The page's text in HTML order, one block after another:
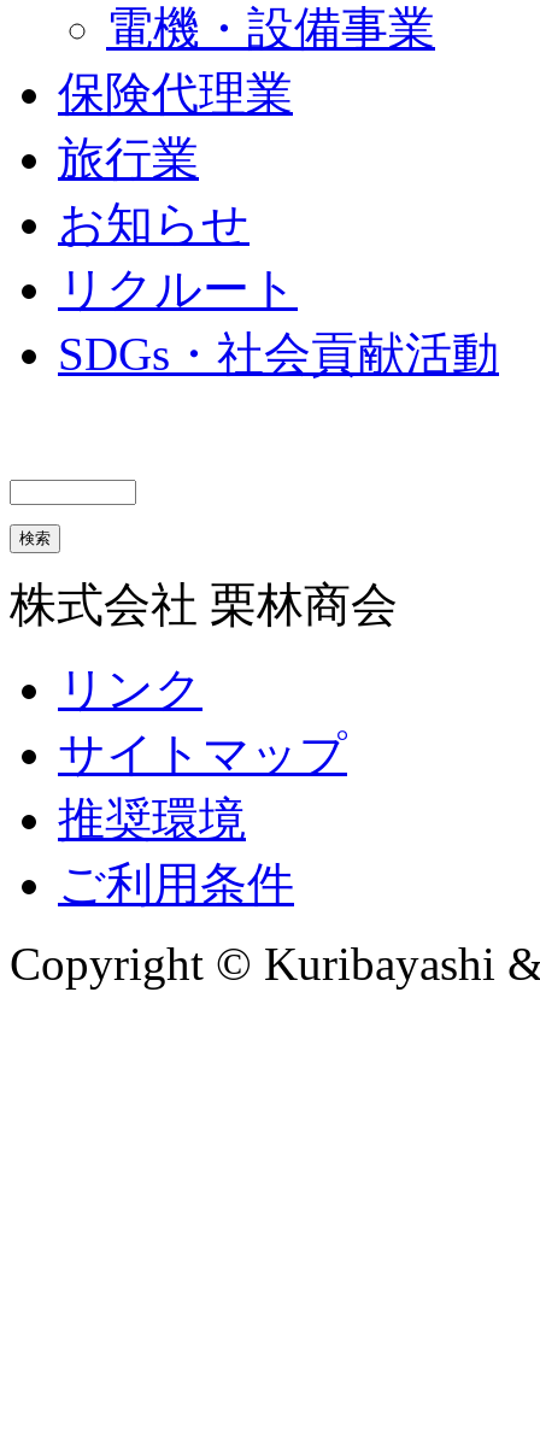
電機・設備事業
保険代理業
旅行業
お知らせ
リクルート
SDGs・社会貢献活動
株式会社 栗林商会
リンク
サイトマップ
推奨環境
ご利用条件
Copyright © Kuribayashi